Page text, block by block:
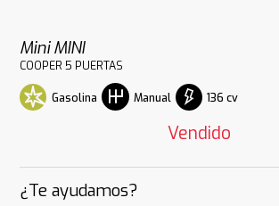
Mini MINI
COOPER 5 PUERTAS
Gasolina Manual 136 cv
Vendido
¿Te ayudamos?